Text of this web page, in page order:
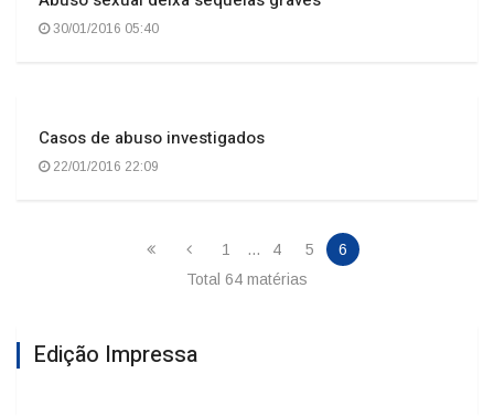
30/01/2016 05:40
Casos de abuso investigados
22/01/2016 22:09
1 ... 4 5
6
Total 64 matérias
Edição Impressa